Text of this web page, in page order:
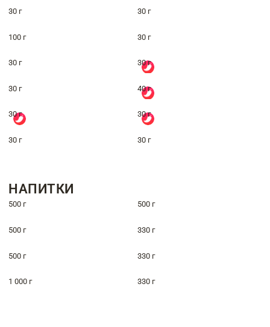
30 г 30 г
100 г 30 г
30 г 30 г
30 г 40 г
30 г 30 г
30 г 30 г
НАПИТКИ
500 г 500 г
500 г 330 г
500 г 330 г
1 000 г 330 г